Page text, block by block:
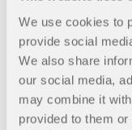
We use cookies to
provide social
We also share
our social media,
may combine it
provided to them
ZONAS DE